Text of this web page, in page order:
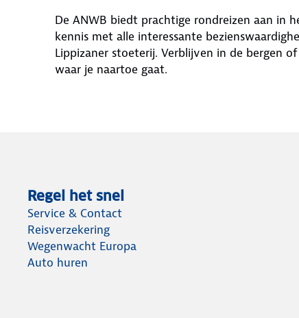
De ANWB biedt prachtige rondreizen aan in
kennis met alle interessante
Lippizaner stoeterij. Verblijven in de bergen
waar je naartoe gaat.
Regel het snel
Service & Contact
Reisverzekering
Wegenwacht Europa
Auto huren